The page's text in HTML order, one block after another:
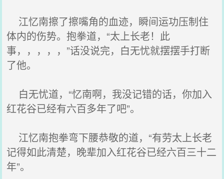
江忆南擦了擦嘴角的血迹，瞬间运功压制住
体内的伤势。抱拳道，“太上长老！此
事，，，，，”话没说完，白无忧就摆摆手打断
了他。
白无忧道，“忆南啊，我没记错的话，你加入
红花谷已经有六百多年了吧”。
江忆南抱拳弯下腰恭敬的道，“有劳太上长老
记得如此清楚，晚辈加入红花谷已经六百三十二
年”。